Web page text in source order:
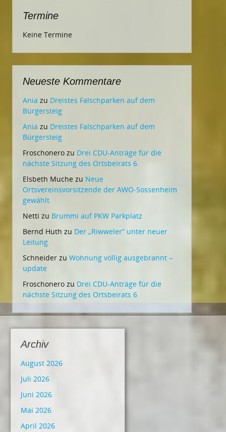
Termine
Keine Termine
Neueste Kommentare
Ania zu Dreistes Falschparken auf dem
Bürgersteig
Ania zu Dreistes Falschparken auf dem
Bürgersteig
Froschonero zu Drei CDU-Anträge für die
nächste Sitzung des Ortsbeirats 6
Elsbeth Muche zu Neue
Ortsvereinsvorsitzende der AWO-Sossenheim
gewählt
Netti zu Brummi auf PKW Parkplatz
Bernd Huth zu Der „Riwweler“ unter neuer
Leitung
Schneider zu Wohnung völlig ausgebrannt –
update
Froschonero zu Drei CDU-Anträge für die
nächste Sitzung des Ortsbeirats 6
Archiv
August 2026
Juli 2026
Juni 2026
Mai 2026
April 2026